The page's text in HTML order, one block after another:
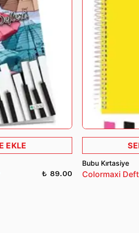
hakkında detaylı bilgi almak için
EKLE
₺ 89.00
Bubu Kırtasiye
Colormaxi